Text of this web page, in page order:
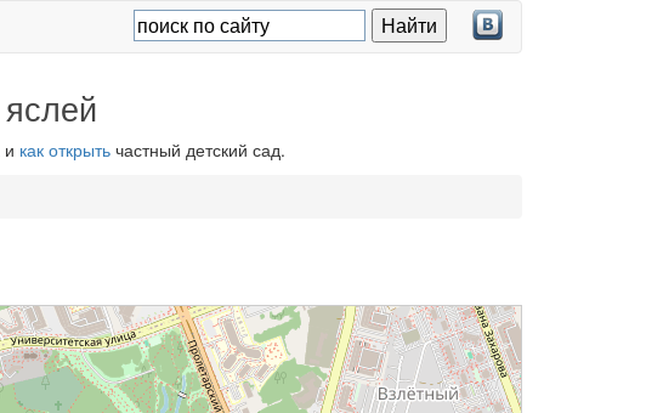
и как открытьчастный детский сад.